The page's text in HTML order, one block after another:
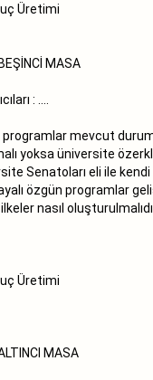
Üretimi
MASA
: ….
mevcut
yoksa üniversite
Senatoları eli ile
özgün programlar
nasıl
Üretimi
MASA